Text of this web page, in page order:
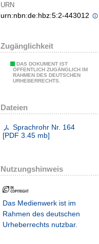
URN
urn:nbn:de:hbz:5:2-443012
Zugänglichkeit
DAS DOKUMENT IST
ÖFFENTLICH ZUGÄNGLICH IM
RAHMEN DES DEUTSCHEN
URHEBERRECHTS.
Dateien
Sprachrohr Nr. 164
[PDF 3.45 mb]
Nutzungshinweis
Das Medienwerk ist im
Rahmen des deutschen
Urheberrechts nutzbar.